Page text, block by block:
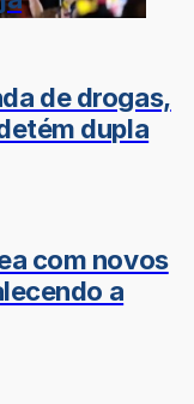
de drogas,
dupla
com novos
a